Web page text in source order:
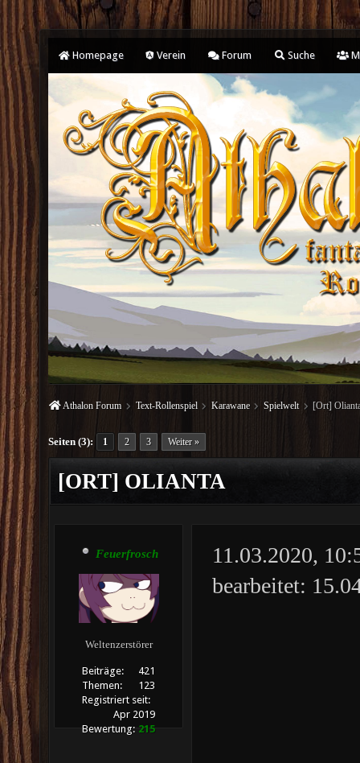
Homepage Verein Forum Suche
Athalon Forum Text-Rollenspiel Karawane Spielwelt [Ort]
Seiten (3): 1 2 3 Weiter »
[ORT] OLIANTA
Feuerfrosch
Weltenzerstörer
Beiträge:
421
Themen:
123
Registriert seit:
Apr 2019
Bewertung: 215
11.03.2020,
bearbeitet: